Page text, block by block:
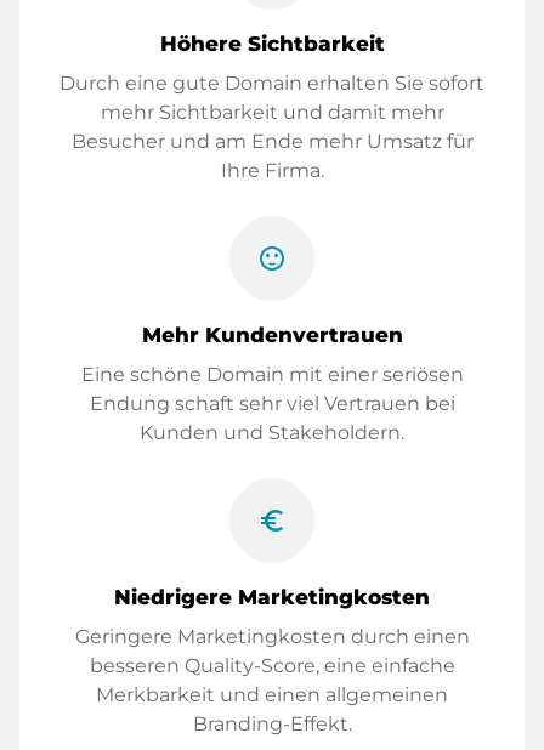
Höhere Sichtbarkeit
Durch eine gute Domain erhalten Sie sofort
mehr Sichtbarkeit und damit mehr
Besucher und am Ende mehr Umsatz für
Ihre Firma.
sentiment_satisfied
Mehr Kundenvertrauen
Eine schöne Domain mit einer seriösen
Endung schaft sehr viel Vertrauen bei
Kunden und Stakeholdern.
euro_symbol
Niedrigere Marketingkosten
Geringere Marketingkosten durch einen
besseren Quality-Score, eine einfache
Merkbarkeit und einen allgemeinen
Branding-Effekt.